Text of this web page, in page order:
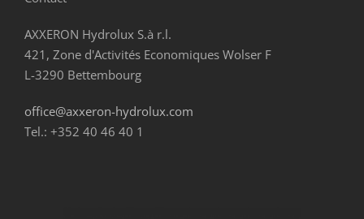
AXXERON Hydrolux S.à r.l.
421, Zone d'Activités Economiques Wolser F
L-3290 Bettembourg
office@axxeron-hydrolux.com
Tel.: +352 40 46 40 1